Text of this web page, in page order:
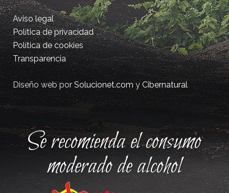
Aviso legal
Política de privacidad
Política de cookies
Transparencia
Diseño web porSolucionet.comyCibernatural
Se recomienda el consumo
moderado de alcohol